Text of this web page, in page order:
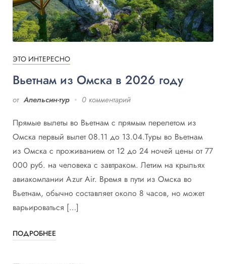
ЭТО ИНТЕРЕСНО
Вьетнам из Омска в 2026 году
от Апельсин-тур 0 комментарий
Прямые вылеты во Вьетнам с прямым перелетом из
Омска первый вылет 08.11 до 13.04.Туры во Вьетнам
из Омска с проживанием от 12 до 24 ночей цены от 77
000 руб. на человека с завтраком. Летим на крыльях
авиакомпании Azur Air. Время в пути из Омска во
Вьетнам, обычно составляет около 8 часов, но может
варьироваться […]
ПОДРОБНЕЕ